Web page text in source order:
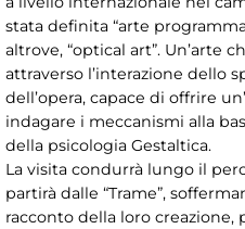
stata definita “arte
altrove, “optical art”. Un’arte
attraverso l’interazione dello
dell’opera, capace di offrire
indagare i meccanismi alla
della psicologia Gestaltica.
La visita condurrà lungo il
partirà dalle “Trame”,
racconto della loro creazione,